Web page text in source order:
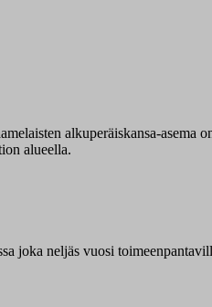
alkuperäiskansa-asema
alueella.
joka neljäs vuosi